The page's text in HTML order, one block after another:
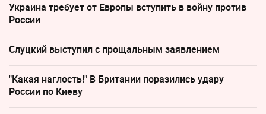
Украина требует от Европы вступить в войну против
России
Слуцкий выступил с прощальным заявлением
"Какая наглость!" В Британии поразились удару
России по Киеву